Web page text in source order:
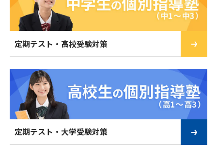
定期テスト・高校受験対策
定期テスト・大学受験対策